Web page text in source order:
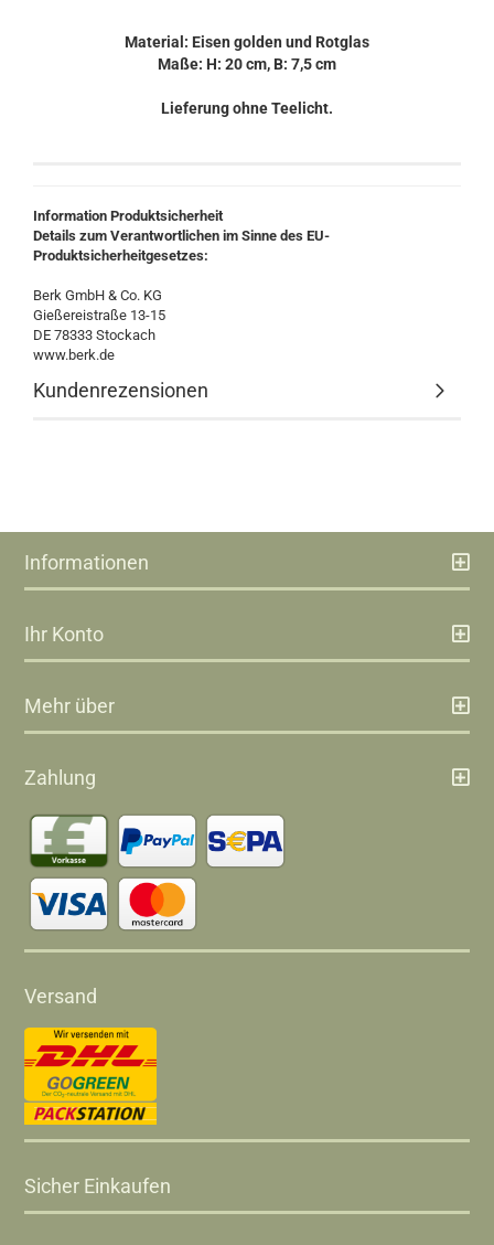
Material: Eisen golden und Rotglas
Maße: H: 20 cm, B: 7,5 cm
Lieferung ohne Teelicht.
Information Produktsicherheit
Details zum Verantwortlichen im Sinne des EU-
Produktsicherheitgesetzes:
Berk GmbH & Co. KG
Gießereistraße 13-15
DE 78333 Stockach
www.berk.de
Kundenrezensionen
Informationen
Ihr Konto
Mehr über
Zahlung
Versand
Sicher Einkaufen